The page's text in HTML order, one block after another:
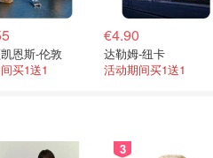
恩斯-伦敦
买1送1
€4.90
达勒姆-纽卡
活动期间买1送1
3